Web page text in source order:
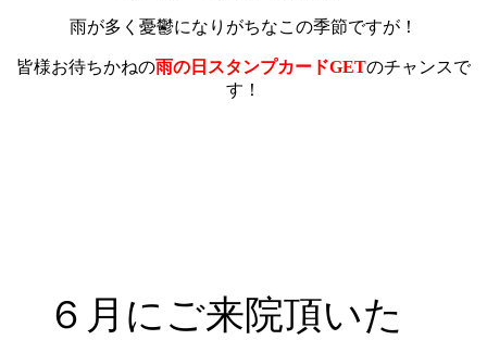
雨が多く憂鬱になりがちなこの季節ですが！
皆様お待ちかねの雨の日スタンプカードGETのチャンスで
す！
６月にご来院頂いた